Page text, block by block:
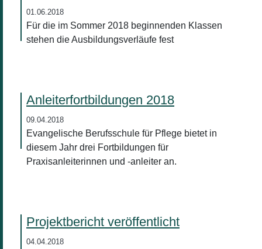
01.06.2018
Für die im Sommer 2018 beginnenden Klassen
stehen die Ausbildungsverläufe fest
Anleiterfortbildungen 2018
09.04.2018
Evangelische Berufsschule für Pflege bietet in
diesem Jahr drei Fortbildungen für
Praxisanleiterinnen und -anleiter an.
Projektbericht veröffentlicht
04.04.2018